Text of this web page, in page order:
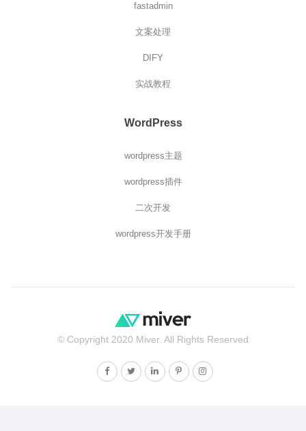
fastadmin
文案处理
DIFY
实战教程
WordPress
wordpress主题
wordpress插件
二次开发
wordpress开发手册
© Copyright 2020 Miver. All Rights Reserved